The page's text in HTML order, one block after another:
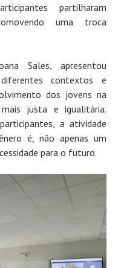
partilharam
uma troca
Sales, apresentou
contextos e
dos jovens na
justa e igualitária.
a atividade
é, não apenas um
para o futuro.